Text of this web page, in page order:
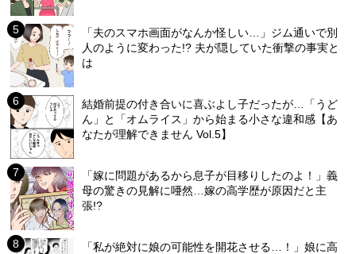
「夫のスマホ画面がなんか怪しい…」ジム通いで別
人のように変わった!? 夫が隠していた衝撃の事実と
は
結婚前提の付き合いに喜ぶよし子だったが…「うど
ん」と「オムライス」から始まる小さな違和感【あ
なたが理解できません Vol.5】
「嫁に問題があるから息子が目移りしたのよ！」義
母の驚きの見解に唖然…嫁の高学歴が原因だと主
張!?
「私が絶対に娘の可能性を開花させる…！」娘に高